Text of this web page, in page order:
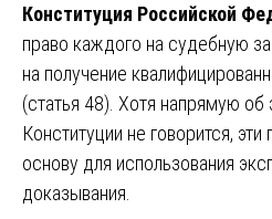
Конституция Российской
право каждого на судебную
на получение
(статья 48). Хотя напрямую об
Конституции не говорится,
основу для использования
доказывания.